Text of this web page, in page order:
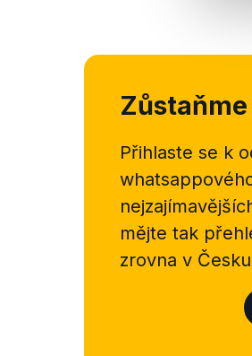
Přihlaste se k
mějte tak
zrovna v